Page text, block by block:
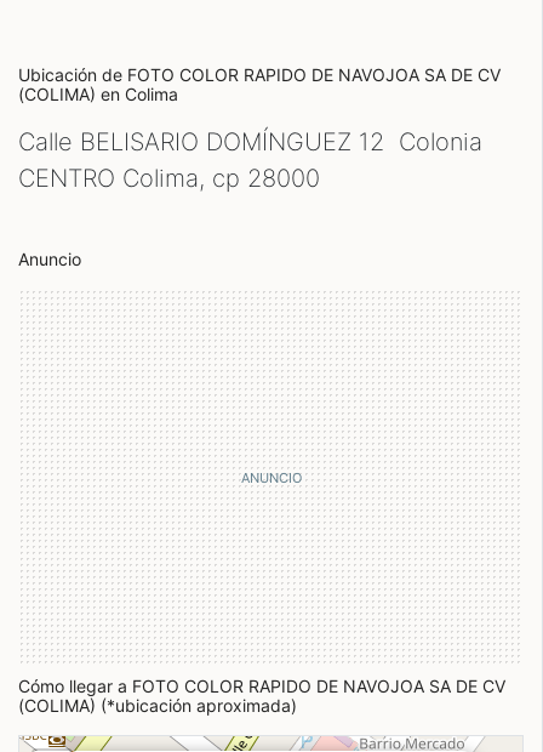
Ubicación de FOTO COLOR RAPIDO DE NAVOJOA SA DE CV
(COLIMA) en Colima
Calle BELISARIO DOMÍNGUEZ 12 Colonia
CENTRO Colima, cp 28000
Anuncio
Cómo llegar a FOTO COLOR RAPIDO DE NAVOJOA SA DE CV
(COLIMA) (*ubicación aproximada)